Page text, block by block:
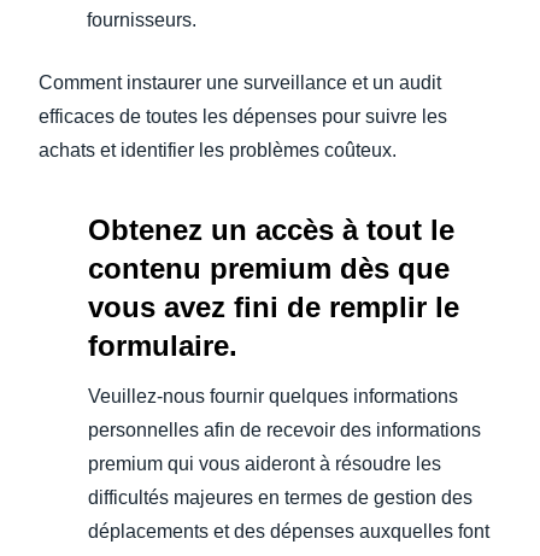
fournisseurs.
Comment instaurer une surveillance et un audit
efficaces de toutes les dépenses pour suivre les
achats et identifier les problèmes coûteux.
Obtenez un accès à tout le
contenu premium dès que
vous avez fini de remplir le
formulaire.
Veuillez-nous fournir quelques informations
personnelles afin de recevoir des informations
premium qui vous aideront à résoudre les
difficultés majeures en termes de gestion des
déplacements et des dépenses auxquelles font